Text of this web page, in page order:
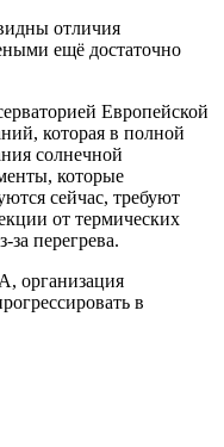
отличия
ещё достаточно
Европейской
которая в полной
солнечной
которые
сейчас, требуют
от термических
перегрева.
организация
в